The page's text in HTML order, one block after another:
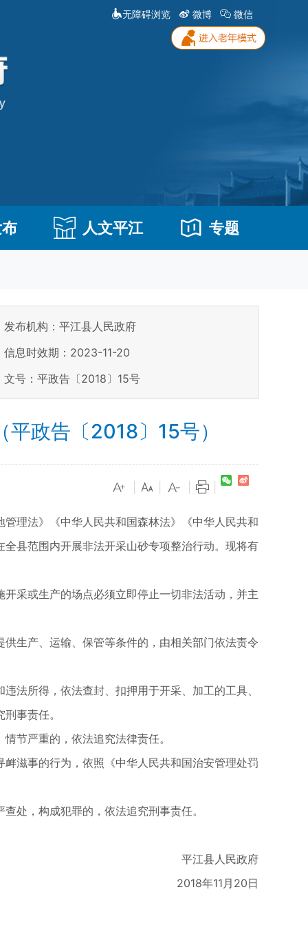
无障碍浏览 微博 微信
人文平江 专题
发布机构：平江县人民政府
信息时效期： 2023-11-20
文号：平政告〔2018〕15号
政告〔2018〕15号）
理法》《中华人民共和国森林法》《中华人民共和
县范围内开展非法开采山砂专项整治行动。现将有
采或生产的场点必须立即停止一切非法活动，并主
生产、运输、保管等条件的，由相关部门依法责令
法所得，依法查封、扣押用于开采、加工的工具、
事责任。
节严重的，依法追究法律责任。
滋事的行为，依照《中华人民共和国治安管理处罚
处，构成犯罪的，依法追究刑事责任。
平江县人民政府
2018年11月20日